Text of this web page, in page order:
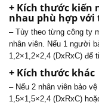
+ Kích thước kiến
nhau phù hợp với
– Tùy theo từng công ty
nhân viên. Nếu 1 người
1,2×1,2×2,4 (DxRxC) để
+ Kích thước khác
– Nếu 2 nhân viên bảo
1,5×1,5×2,4 (DxRxC)